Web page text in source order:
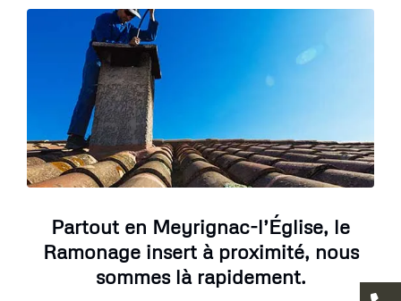
Partout en Meyrignac-l’Église, le
Ramonage insert à proximité, nous
sommes là rapidement.